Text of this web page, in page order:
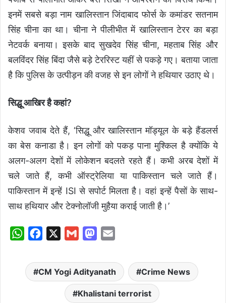
इनमें सबसे बड़ा नाम खालिस्तान जिंदाबाद फोर्स के कमांडर सतनाम
सिंह चीना का था। चीना ने पीलीभीत में खालिस्तान टेरर का बड़ा
नेटवर्क बनाया। इसके बाद सुखदेव सिंह चीना, महताब सिंह और
बलविंदर सिंह बिंदा जैसे बड़े टेररिस्ट यहीं से पकड़े गए। बताया जाता
है कि पुलिस के उत्पीड़न की वजह से इन लोगों ने हथियार उठाए थे।
सिद्धू आखिर है कहां?
केशव जवाब देते हैं, ‘सिद्धू और खालिस्तान मॉड्यूल के बड़े हैंडलर्स
का बेस कनाडा है। इन लोगों को पकड़ पाना मुश्किल है क्योंकि ये
अलग-अलग देशों में लोकेशन बदलते रहते हैं। कभी अरब देशों में
चले जाते हैं, कभी ऑस्ट्रेलिया या पाकिस्तान चले जाते हैं।
पाकिस्तान में इन्हें ISI से सपोर्ट मिलता है। वहां इन्हें पैसों के साथ-
साथ हथियार और टेक्नोलॉजी मुहैया कराई जाती है।’
W
t
c
e
a
i
l
M
s
t
o
a
i
l
CM Yogi Adityanath Crime News
Khalistani terrorist